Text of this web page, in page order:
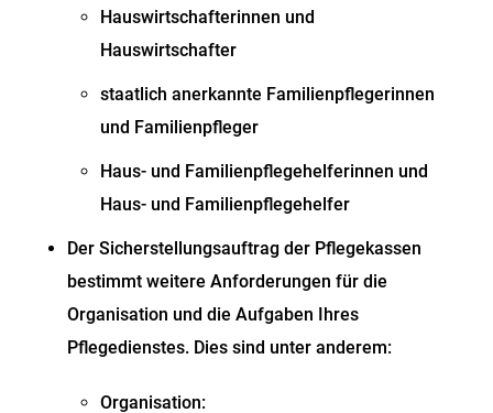
Hauswirtschafterinnen und
Hauswirtschafter
staatlich anerkannte Familienpflegerinnen
und Familienpfleger
Haus- und Familienpflegehelferinnen und
Haus- und Familienpflegehelfer
Der Sicherstellungsauftrag der Pflegekassen
bestimmt weitere Anforderungen für die
Organisation und die Aufgaben Ihres
Pflegedienstes. Dies sind unter anderem:
Organisation: